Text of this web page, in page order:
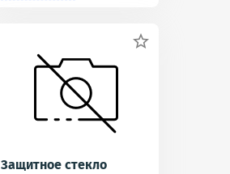

Защитное стекло